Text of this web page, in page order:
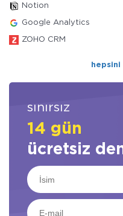
Notion
Google Analytics
ZOHO CRM
sınırsız
14 gün
ücretsiz